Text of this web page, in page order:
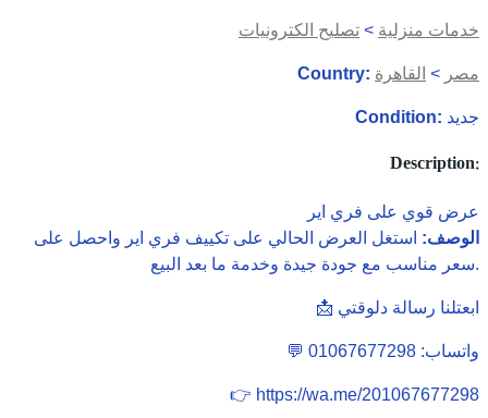
خدمات منزلية > تصليح الكترونيات
Country: مصر > القاهرة
Condition: جديد
Description:
عرض قوي على فري اير
الوصف: استغل العرض الحالي على تكييف فري اير واحصل على
سعر مناسب مع جودة جيدة وخدمة ما بعد البيع.
📩 ابعتلنا رسالة دلوقتي
💬 واتساب: 01067677298
👉 https://wa.me/201067677298